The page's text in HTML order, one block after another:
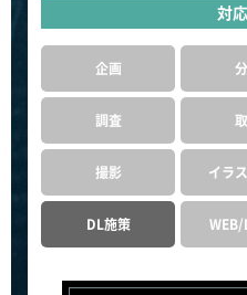
対
企画
調査
撮影 イラ
DL施策